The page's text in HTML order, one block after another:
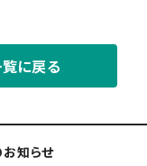
に戻る
知らせ